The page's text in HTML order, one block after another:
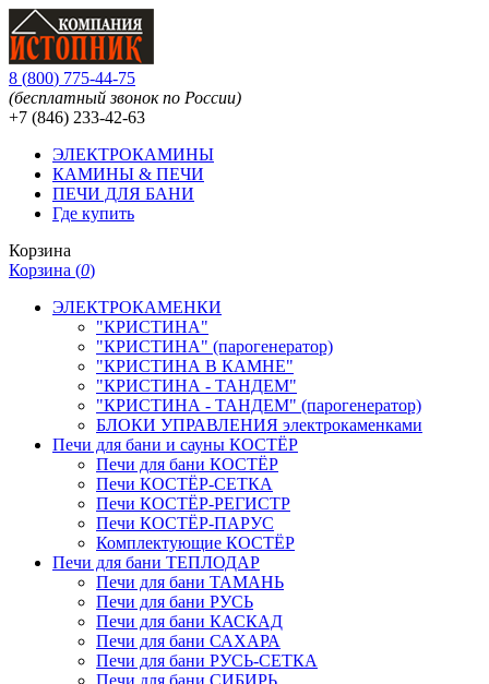
8 (800) 775-44-75
(бесплатный звонок по России)
+7 (846) 233-42-63
ЭЛЕКТРОКАМИНЫ
КАМИНЫ & ПЕЧИ
ПЕЧИ ДЛЯ БАНИ
Где купить
Корзина
Корзина (0)
ЭЛЕКТРОКАМЕНКИ
"КРИСТИНА"
"КРИСТИНА" (парогенератор)
"КРИСТИНА В КАМНЕ"
"КРИСТИНА - ТАНДЕМ"
"КРИСТИНА - ТАНДЕМ" (парогенератор)
БЛОКИ УПРАВЛЕНИЯ электрокаменками
Печи для бани и сауны КОСТЁР
Печи для бани КОСТЁР
Печи КОСТЁР-СЕТКА
Печи КОСТЁР-РЕГИСТР
Печи КОСТЁР-ПАРУС
Комплектующие КОСТЁР
Печи для бани ТЕПЛОДАР
Печи для бани ТАМАНЬ
Печи для бани РУСЬ
Печи для бани КАСКАД
Печи для бани САХАРА
Печи для бани РУСЬ-СЕТКА
Печи для бани СИБИРЬ